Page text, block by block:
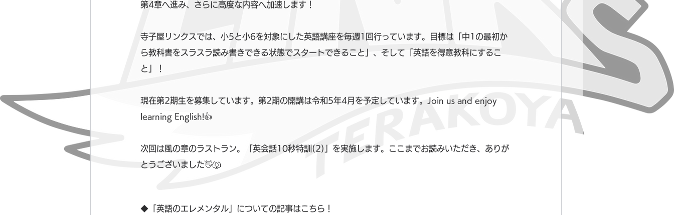
第4章へ進み、さらに高度な内容へ加速します！
寺子屋リンクスでは、小5と小6を対象にした英語講座を毎週1回行っています。目標は「中1の最初か
ら教科書をスラスラ読み書きできる状態でスタートできること」、そして「英語を得意教科にするこ
と」！
現在第2期生を募集しています。第2期の開講は令和5年4月を予定しています。Join us and enjoy
learning English!👍
次回は風の章のラストラン。「英会話10秒特訓(2)」を実施します。ここまでお読みいただき、ありが
とうございました👋🐺
◆「英語のエレメンタル」についての記事はこちら！